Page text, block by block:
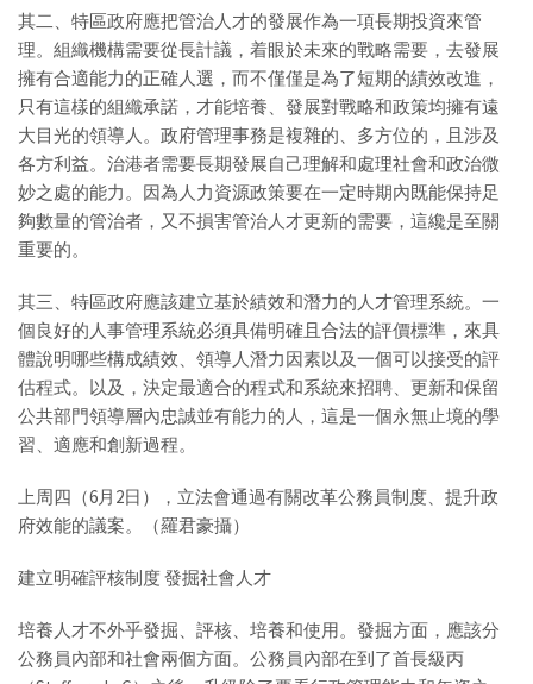
其二、特區政府應把管治人才的發展作為一項長期投資來管
理。組織機構需要從長計議，着眼於未來的戰略需要，去發展
擁有合適能力的正確人選，而不僅僅是為了短期的績效改進，
只有這樣的組織承諾，才能培養、發展對戰略和政策均擁有遠
大目光的領導人。政府管理事務是複雜的、多方位的，且涉及
各方利益。治港者需要長期發展自己理解和處理社會和政治微
妙之處的能力。因為人力資源政策要在一定時期內既能保持足
夠數量的管治者，又不損害管治人才更新的需要，這纔是至關
重要的。
其三、特區政府應該建立基於績效和潛力的人才管理系統。一
個良好的人事管理系統必須具備明確且合法的評價標準，來具
體說明哪些構成績效、領導人潛力因素以及一個可以接受的評
估程式。以及，決定最適合的程式和系統來招聘、更新和保留
公共部門領導層內忠誠並有能力的人，這是一個永無止境的學
習、適應和創新過程。
上周四（6月2日），立法會通過有關改革公務員制度、提升政
府效能的議案。（羅君豪攝）
建立明確評核制度 發掘社會人才
培養人才不外乎發掘、評核、培養和使用。發掘方面，應該分
公務員內部和社會兩個方面。公務員內部在到了首長級丙